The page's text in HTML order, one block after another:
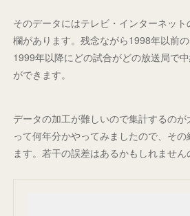
そのデータにはテレビ・インターネッ
欄があります。残念ながら1998年以前の
1999年以降にどの試合がどの放送局で
ができます。
データの加工が難しいので集計するの
って何年分かやってみましたので、そ
ます。若干の誤差はあるかもしれません